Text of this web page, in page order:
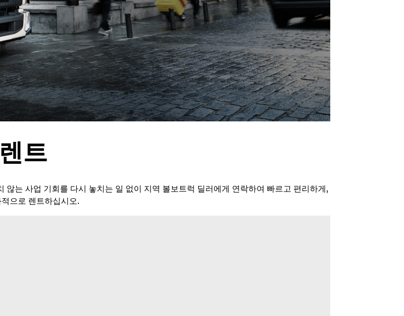
렌트
는 사업 기회를 다시 놓치는 일 없이 지역 볼보트럭 딜러에게 연락하여 빠르고 편리하게,
으로 렌트하십시오.